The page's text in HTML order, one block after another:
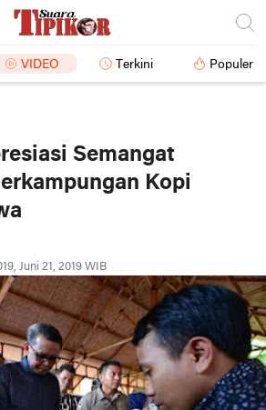
VIDEO Terkini Populer
Semangat
Kopi
Juni 21, 2019 WIB